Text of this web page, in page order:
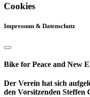
Cookies
Impressum & Datenschutz
Bike for Peace and New
Der Verein hat sich
den Vorsitzenden Steffen